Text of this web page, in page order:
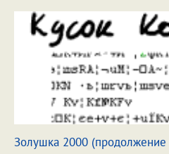
Золушка 2000 (продолжение